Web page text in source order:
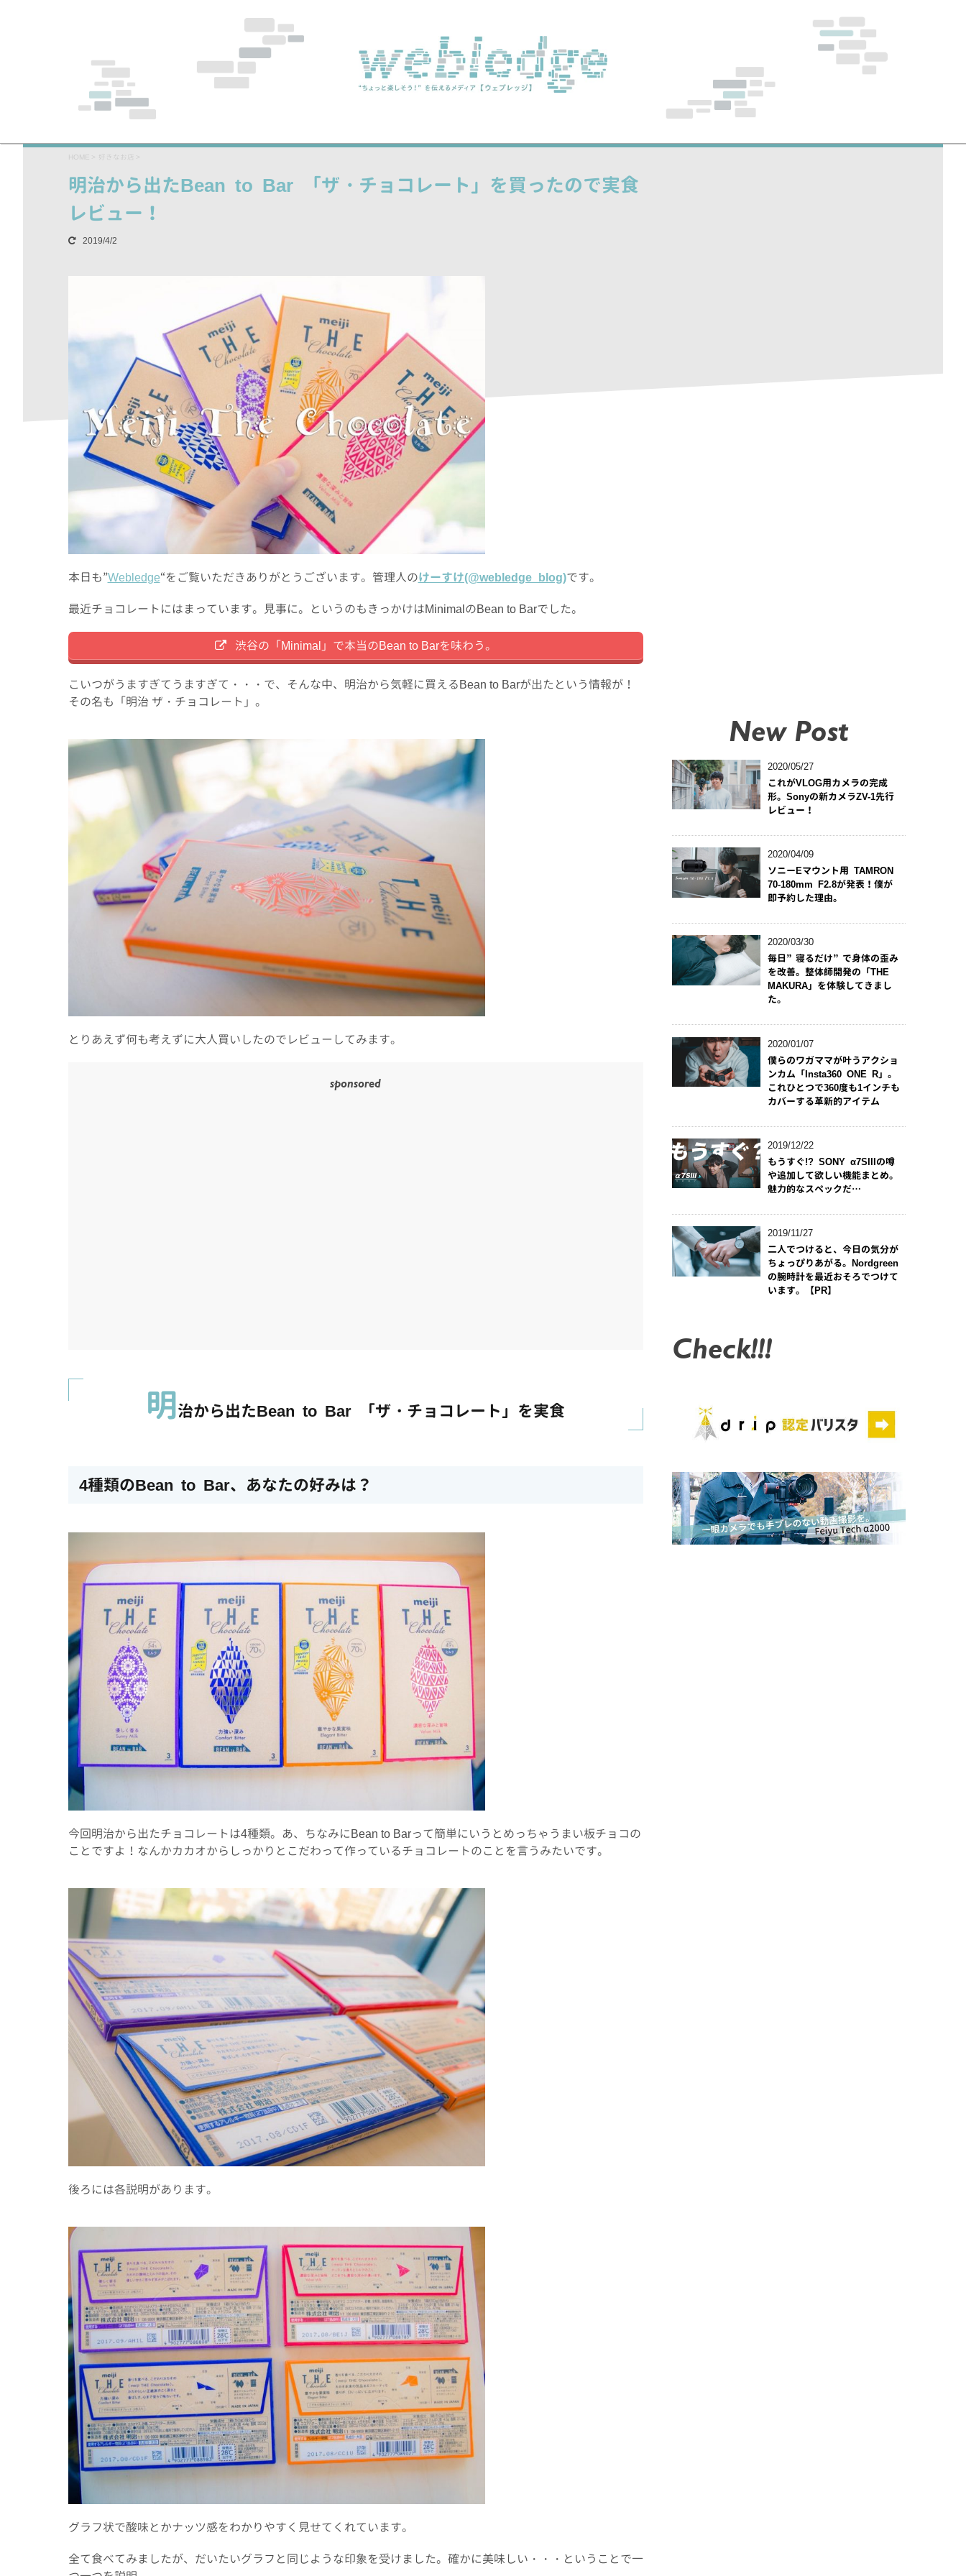
HOME 好きなお店
明治から出たBean to Bar 「ザ・チョコレート」を買ったので実食
レビュー！
2019/4/2
本日も”Webledge“をご覧いただきありがとうございます。管理人のけーすけ(@webledge_blog)です。
最近チョコレートにはまっています。見事に。というのもきっかけはMinimalのBean to Barでした。
渋谷の「Minimal」で本当のBean to Barを味わう。
こいつがうますぎてうますぎて・・・で、そんな中、明治から気軽に買えるBean to Barが出たという情報が！
その名も「明治 ザ・チョコレート」。
とりあえず何も考えずに大人買いしたのでレビューしてみます。
sponsored
明治から出たBean to Bar 「ザ・チョコレート」を実食
4種類のBean to Bar、あなたの好みは？
今回明治から出たチョコレートは4種類。あ、ちなみにBean to Barって簡単にいうとめっちゃうまい板チョコの
ことですよ！なんかカカオからしっかりとこだわって作っているチョコレートのことを言うみたいです。
後ろには各説明があります。
グラフ状で酸味とかナッツ感をわかりやすく見せてくれています。
全て食べてみましたが、だいたいグラフと同じような印象を受けました。確かに美味しい・・・ということで一
New Post
2020/05/27
これがVLOG用カメラの完成
形。Sonyの新カメラZV-1先行
レビュー！
2020/04/09
ソニーEマウント用 TAMRON
70-180mm F2.8が発表！僕が
即予約した理由。
2020/03/30
毎日”寝るだけ”で身体の歪み
を改善。整体師開発の「THE
MAKURA」を体験してきまし
た。
2020/01/07
僕らのワガママが叶うアクショ
ンカム「Insta360 ONE R」。
これひとつで360度も1インチも
カバーする革新的アイテム
2019/12/22
もうすぐ!? SONY α7SIIIの噂
や追加して欲しい機能まとめ。
魅力的なスペックだ…
2019/11/27
二人でつけると、今日の気分が
ちょっぴりあがる。Nordgreen
の腕時計を最近おそろでつけて
います。【PR】
Check!!!